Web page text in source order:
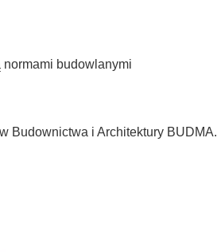
budowlanymi
Budownictwa i Architektury BUDMA.